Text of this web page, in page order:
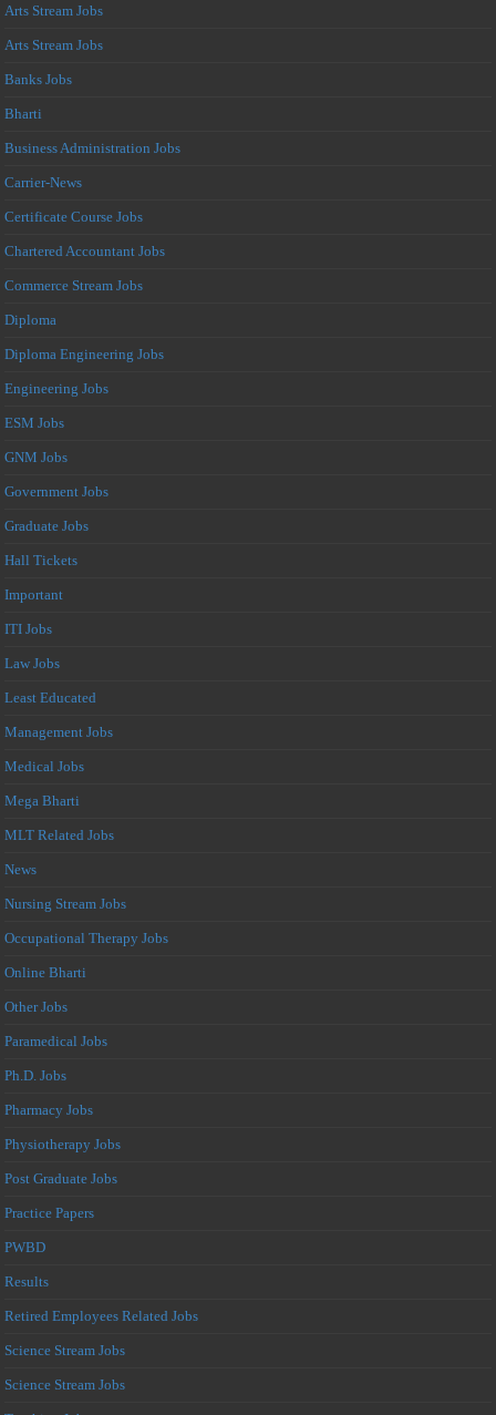
Arts Stream Jobs
Arts Stream Jobs
Banks Jobs
Bharti
Business Administration Jobs
Carrier-News
Certificate Course Jobs
Chartered Accountant Jobs
Commerce Stream Jobs
Diploma
Diploma Engineering Jobs
Engineering Jobs
ESM Jobs
GNM Jobs
Government Jobs
Graduate Jobs
Hall Tickets
Important
ITI Jobs
Law Jobs
Least Educated
Management Jobs
Medical Jobs
Mega Bharti
MLT Related Jobs
News
Nursing Stream Jobs
Occupational Therapy Jobs
Online Bharti
Other Jobs
Paramedical Jobs
Ph.D. Jobs
Pharmacy Jobs
Physiotherapy Jobs
Post Graduate Jobs
Practice Papers
PWBD
Results
Retired Employees Related Jobs
Science Stream Jobs
Science Stream Jobs